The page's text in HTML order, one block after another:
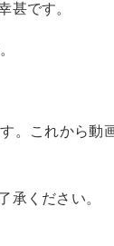
甚です。
。これから動
承ください。